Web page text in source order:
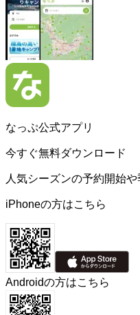
なっぷ公式アプリ
今すぐ無料ダウンロード
人気シーズンの予約開始
iPhoneの方はこちら
Androidの方はこちら